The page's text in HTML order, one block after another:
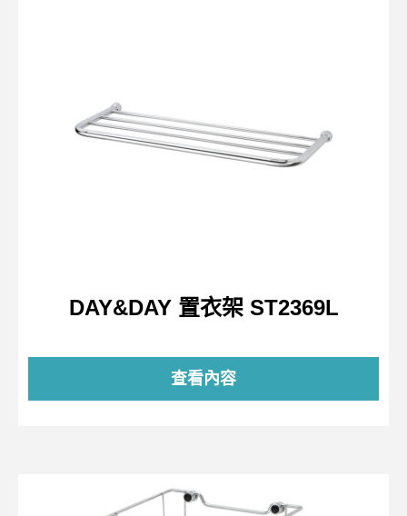
DAY&DAY 置衣架 ST2369L
查看內容